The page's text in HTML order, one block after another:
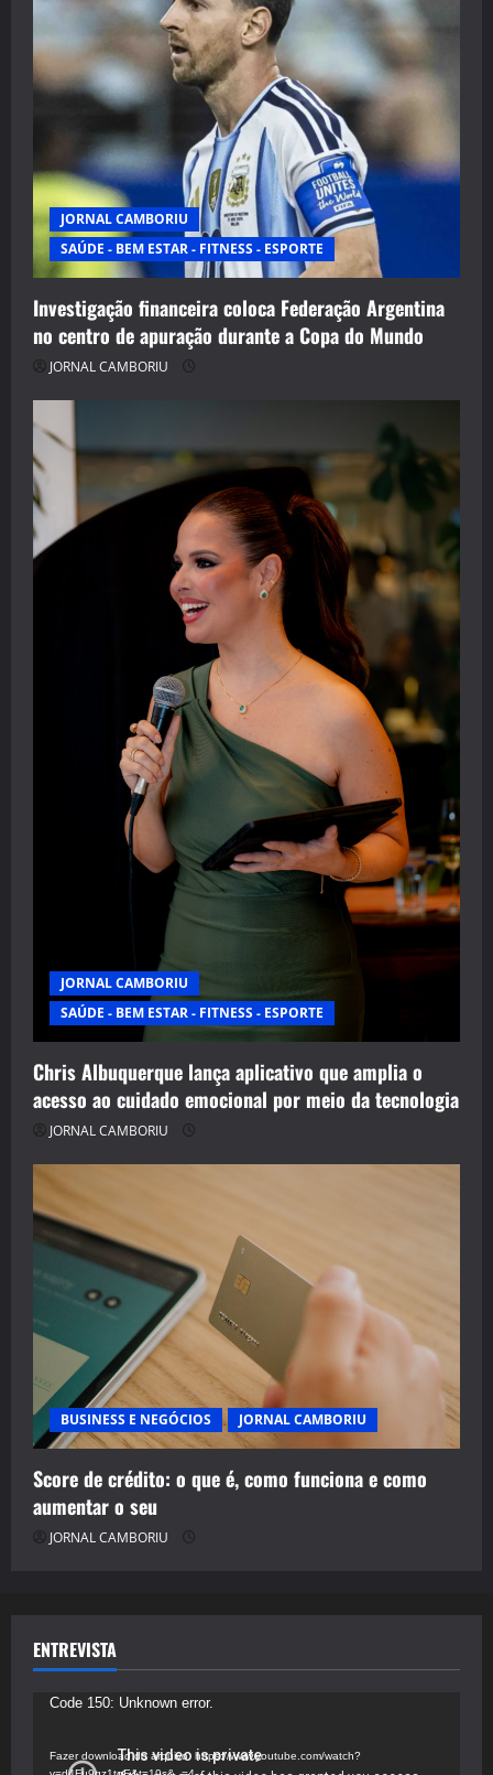
JORNAL CAMBORIU
SAÚDE - BEM ESTAR - FITNESS - ESPORTE
Investigação financeira coloca Federação Argentina
no centro de apuração durante a Copa do Mundo
JORNAL CAMBORIU
JORNAL CAMBORIU
SAÚDE - BEM ESTAR - FITNESS - ESPORTE
Chris Albuquerque lança aplicativo que amplia o
acesso ao cuidado emocional por meio da tecnologia
JORNAL CAMBORIU
BUSINESS E NEGÓCIOS JORNAL CAMBORIU
Score de crédito: o que é, como funciona e como
aumentar o seu
JORNAL CAMBORIU
ENTREVISTA
Tocador
vídeo
Code 150: Unknown error.
Fazer download do arquivo: https://www.youtube.com/watch?